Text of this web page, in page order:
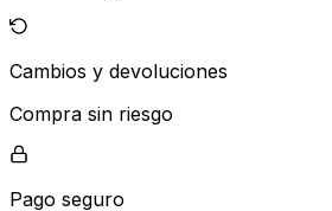
Cambios y devoluciones
Compra sin riesgo
Pago seguro